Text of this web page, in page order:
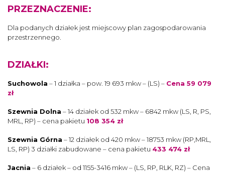
PRZEZNACZENIE:
Dla podanych działek jest miejscowy plan zagospodarowania
przestrzennego.
DZIAŁKI:
Suchowola – 1 działka – pow. 19 693 mkw – (LS) – Cena 59 079
zł
Szewnia Dolna – 14 działek od 532 mkw – 6842 mkw (LS, R, PS,
MRL, RP) – cena pakietu 108 354 zł
Szewnia Górna – 12 działek od 420 mkw – 18753 mkw (RP,MRL,
LS, RP) 3 działki zabudowane – cena pakietu 433 474 zł
Jacnia – 6 działek – od 1155-3416 mkw – (LS, RP, RLK, RZ) – Cena